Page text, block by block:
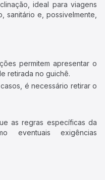
ideal para viagens
sanitário e, possivelmente,
permitem apresentar o
retirada no guichê.
é necessário retirar o
as regras específicas da
eventuais exigências